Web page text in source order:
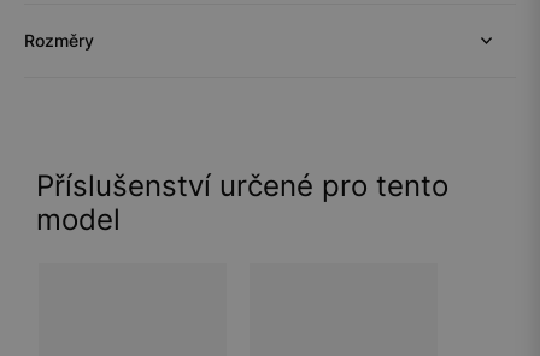
Rozměry
Příslušenství určené pro tento
model